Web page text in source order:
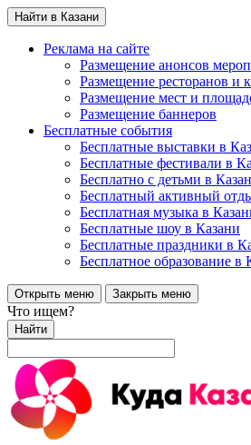
Найти в Казани
Реклама на сайте
Размещение анонсов
Размещение ресторанов и
Размещение мест и
Размещение баннеров
Бесплатные события
Бесплатные выставки в
Бесплатные фестивали в
Бесплатно с детьми в
Бесплатный активный
Бесплатная музыка в
Бесплатные шоу в Казани
Бесплатные праздники в
Бесплатное образование в
Открыть меню Закрыть меню
Что ищем?
Найти